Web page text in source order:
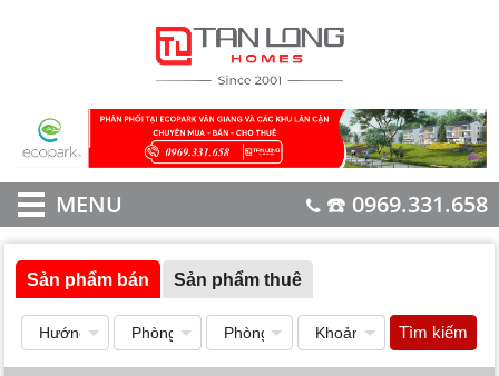
MENU ☎️ 0969.331.658
Sản phẩm bán Sản phẩm thuê
Tìm kiếm